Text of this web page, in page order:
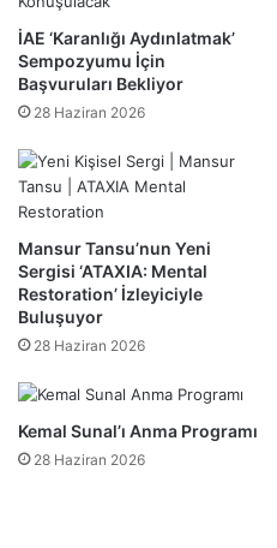
İAE ‘Karanlığı Aydınlatmak’
Sempozyumu İçin
Başvuruları Bekliyor
28 Haziran 2026
Mansur Tansu’nun Yeni
Sergisi ‘ATAXIA: Mental
Restoration’ İzleyiciyle
Buluşuyor
28 Haziran 2026
Kemal Sunal’ı Anma Programı
28 Haziran 2026